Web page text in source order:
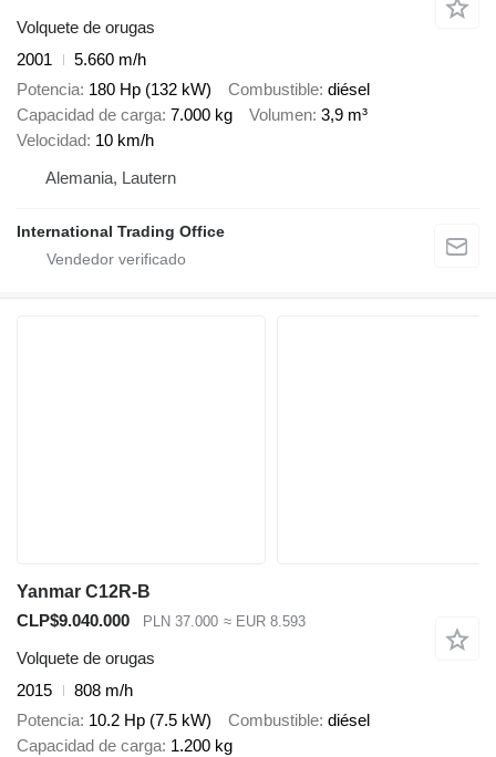
Volquete de orugas
2001
5.660 m/h
Potencia 180 Hp (132 kW) Combustible diésel
Capacidad de carga 7.000 kg Volumen 3,9 m³
Velocidad 10 km/h
Alemania, Lautern
International Trading Office
Yanmar C12R-B
CLP$9.040.000
PLN 37.000 ≈ EUR 8.593
Volquete de orugas
2015
808 m/h
Potencia 10.2 Hp (7.5 kW) Combustible diésel
Capacidad de carga 1.200 kg